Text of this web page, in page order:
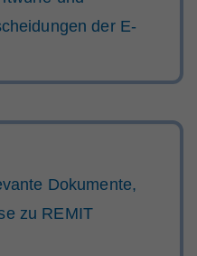
der E-
Dokumente,
zu REMIT